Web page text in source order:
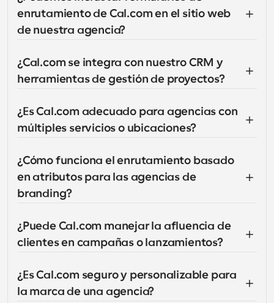
enrutamiento de Cal.com en el sitio web
de nuestra agencia?
¿Cal.com se integra con nuestro CRM y
herramientas de gestión de proyectos?
¿Es Cal.com adecuado para agencias con
múltiples servicios o ubicaciones?
¿Cómo funciona el enrutamiento basado
en atributos para las agencias de
branding?
¿Puede Cal.com manejar la afluencia de
clientes en campañas o lanzamientos?
¿Es Cal.com seguro y personalizable para
la marca de una agencia?